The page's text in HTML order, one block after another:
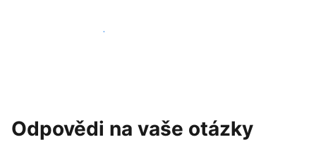
Připojit se k dalším hostitelům
Odpovědi na vaše otázky